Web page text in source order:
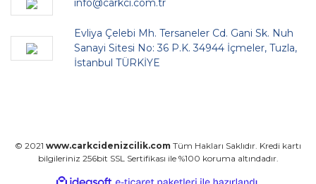
info@carkci.com.tr
Evliya Çelebi Mh. Tersaneler Cd. Gani Sk. Nuh
Sanayi Sitesi No: 36 P.K. 34944 İçmeler, Tuzla,
İstanbul TÜRKİYE
© 2021 www.carkcidenizcilik.com Tüm Hakları Saklıdır. Kredi kartı
bilgileriniz 256bit SSL Sertifikası ile %100 koruma altındadır.